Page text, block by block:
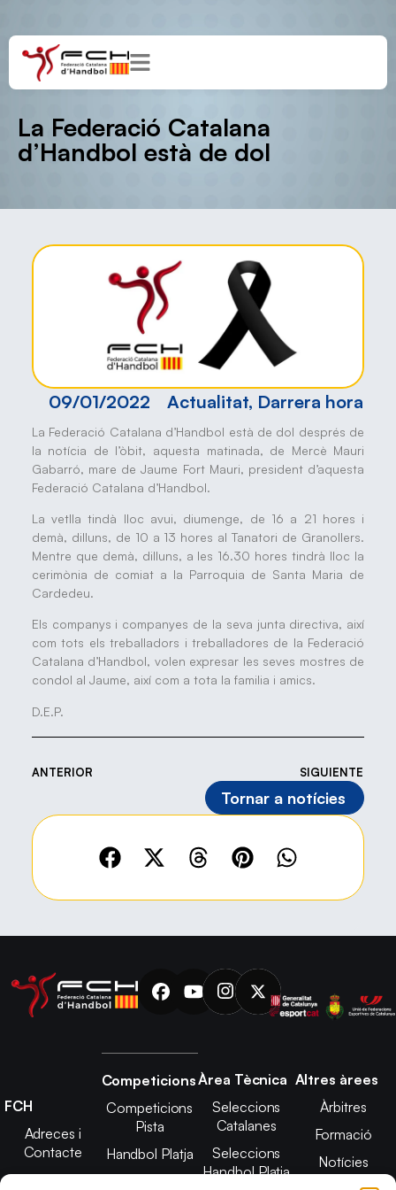
La Federació Catalana
d’Handbol està de dol
09/01/2022 Actualitat, Darrera hora
La Federació Catalana d’Handbol està de dol després de
la notícia de l’òbit, aquesta matinada, de Mercè Mauri
Gabarró, mare de Jaume Fort Mauri, president d’aquesta
Federació Catalana d’Handbol.
La vetlla tindà lloc avui, diumenge, de 16 a 21 hores i
demà, dilluns, de 10 a 13 hores al Tanatori de Granollers.
Mentre que demà, dilluns, a les 16.30 hores tindrà lloc la
cerimònia de comiat a la Parroquia de Santa Maria de
Cardedeu.
Els companys i companyes de la seva junta directiva, així
com tots els treballadors i treballadores de la Federació
Catalana d’Handbol, volen expresar les seves mostres de
condol al Jaume, així com a tota la familia i amics.
D.E.P.
ANTERIOR SIGUIENTE
Tornar a notícies
FCH
Adreces i
Contacte
Junta Directiva
Competicions
Competicions
Pista
Handbol Platja
Àrea Tècnica
Seleccions
Catalanes
Seleccions
Handbol Platja
Altres àrees
Àrbitres
Formació
Notícies